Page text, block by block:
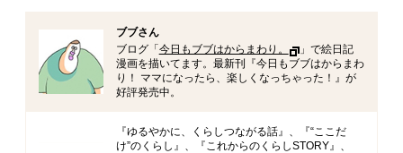
ブブさん
ブログ「今日もブブはからまわり。
」で絵日記
漫画を描いてます。最新刊『今日もブブはからまわ
り！ ママになったら、楽しくなっちゃった！』が
好評発売中。
『ゆるやかに、くらしつながる話』、『“ここだ
け”のくらし』、『これからのくらしSTORY』、